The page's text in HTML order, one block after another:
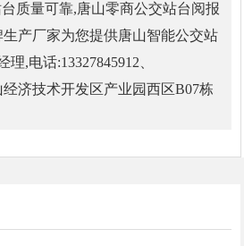
质量可靠,唐山零商公交站台阅报
产厂家为您提供唐山智能公交站
,电话:13327845912、
经济技术开发区产业园西区B07栋